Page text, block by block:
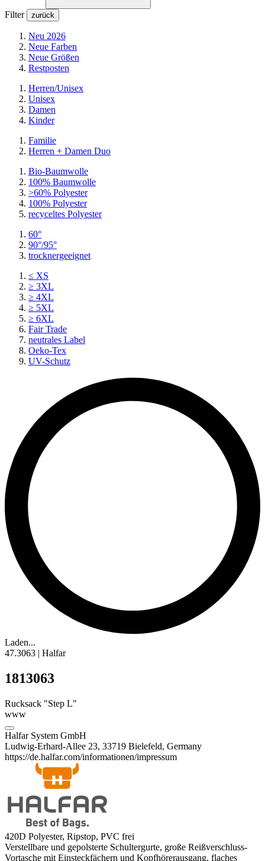
Filter zurück
Neu 2026
Neue Farben
Neue Größen
Restposten
Herren/Unisex
Unisex
Damen
Kinder
Familie
Herren + Damen Duo
Bio-Baumwolle
100% Baumwolle
>60% Polyester
100% Polyester
recyceltes Polyester
60°
90°/95°
trocknergeeignet
≤ XS
≥ 3XL
≥ 4XL
≥ 5XL
≥ 6XL
Fair Trade
neutrales Label
Oeko-Tex
UV-Schutz
Laden...
47.3063 | Halfar
1813063
Rucksack "Step L"
www
Halfar System GmbH
Ludwig-Erhard-Allee 23, 33719 Bielefeld, Germany
https://de.halfar.com/informationen/impressum
420D Polyester, Ripstop, PVC frei
Verstellbare und gepolsterte Schultergurte, große Reißverschluss-
Vortasche mit Einsteckfächern und Kopfhörerausgang, flaches